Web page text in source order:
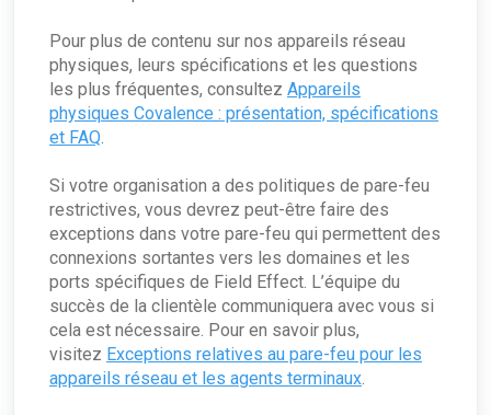
Duo
Okta
Zendesk
[DRAFT] Contrôle de l'utilisation de l'IA
Le profil de surveillance : vue d'ensemble
Contacts en cas d'escalade
Gestion des utilisateurs
Inviter des Utilisateurs
Modification des autorisations utilisateur
Gestion des données
Surveillance de l'informatique en nuage et
La page des intégrations : Vue d'ensemble
Gestion antivirus
Gestion des antivirus : Vue d'ensemble
Activation de la gestion de l'antivirus
Soutien
Téléchargement de fichiers sur le portail MDR
Pour plus de contenu sur nos appareils réseau
physiques, leurs spécifications et les questions
les plus fréquentes, consultez Appareils
physiques Covalence : présentation, spécifications
et FAQ
Si votre organisation a des politiques de pare-feu
restrictives, vous devrez peut-être faire des
exceptions dans votre pare-feu qui permettent des
connexions sortantes vers les domaines et les
ports spécifiques de Field Effect. L’équipe du
succès de la clientèle communiquera avec vous si
cela est nécessaire. Pour en savoir plus,
visitez Exceptions relatives au pare-feu pour les
appareils réseau et les agents terminaux